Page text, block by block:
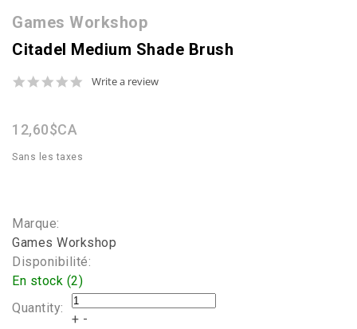
Games Workshop
Citadel Medium Shade Brush
0.0
Write a review
12,60$CA
Sans les taxes
Marque:
Games Workshop
Disponibilité:
En stock (2)
Quantity:
+ -